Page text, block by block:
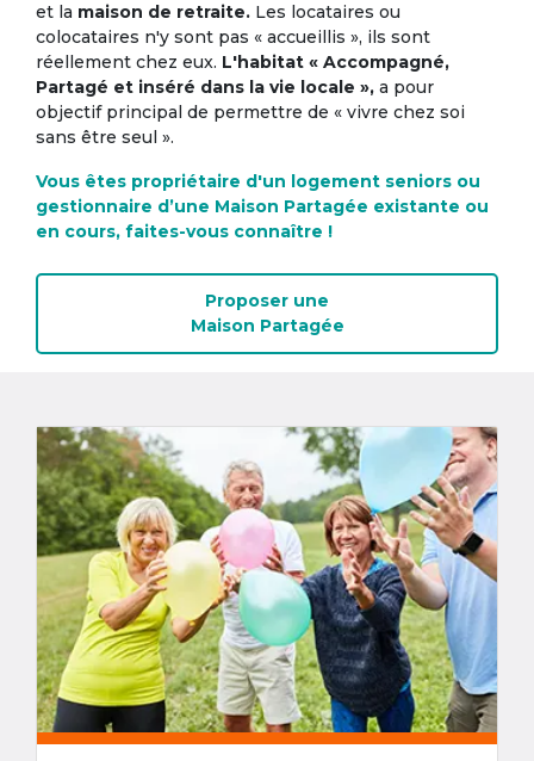
et la maison de retraite. Les locataires ou
colocataires n'y sont pas « accueillis », ils sont
réellement chez eux. L'habitat « Accompagné,
Partagé et inséré dans la vie locale », a pour
objectif principal de permettre de « vivre chez soi
sans être seul ».
Vous êtes propriétaire d'un logement seniors ou
gestionnaire d’une Maison Partagée existante ou
en cours, faites-vous connaître !
Proposer une
Maison Partagée